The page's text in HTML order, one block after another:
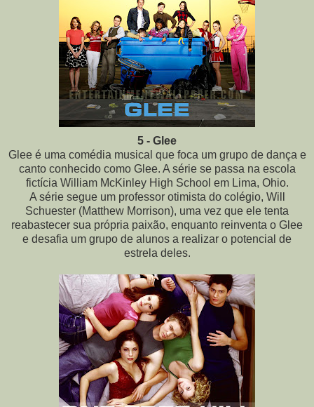
5 - Glee
Glee é uma comédia musical que foca um grupo de dança e
canto conhecido como Glee. A série se passa na escola
fictícia William McKinley High School em Lima, Ohio.
A série segue um professor otimista do colégio, Will
Schuester (Matthew Morrison), uma vez que ele tenta
reabastecer sua própria paixão, enquanto reinventa o Glee
e desafia um grupo de alunos a realizar o potencial de
estrela deles.